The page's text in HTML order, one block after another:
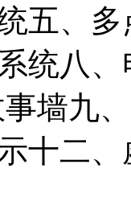
五、
统八
墙九
十二